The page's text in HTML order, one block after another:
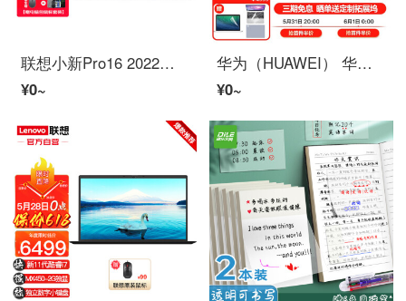
联想小新Pro16 2022轻薄ノート电脑 大屏オフィス设计游戏本 标压12核酷睿i5-12500H 16G内存 512G固态 标配版 IPS高清全面屏｜DC调光 护眼无闪烁
¥0~
华为（HUAWEI） 华为ノート电脑MateBook D14 2022款全面屏14学生ビジネス轻薄本集显 银｜D14 SE版 i5 8G+512G
¥0~